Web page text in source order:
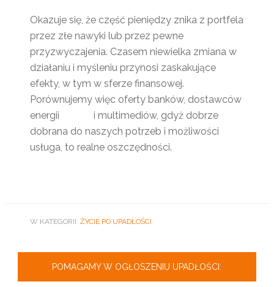
Okazuje się, że część pieniędzy znika z portfela
przez złe nawyki lub przez pewne
przyzwyczajenia. Czasem niewielka zmiana w
działaniu i myśleniu przynosi zaskakujące
efekty, w tym w sferze finansowej.
Porównujemy więc oferty banków, dostawców
energii i multimediów, gdyż dobrze
dobrana do naszych potrzeb i możliwości
usługa, to realne oszczędności.
W KATEGORII: ŻYCIE PO UPADŁOŚCI
POMAGAMY W OGŁOSZENIU UPADŁOŚCI: